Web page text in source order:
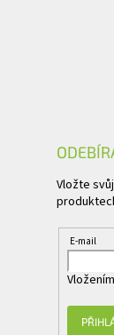
Vložte
E-mail